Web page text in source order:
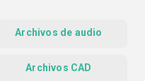
Archivos de audio
Archivos CAD